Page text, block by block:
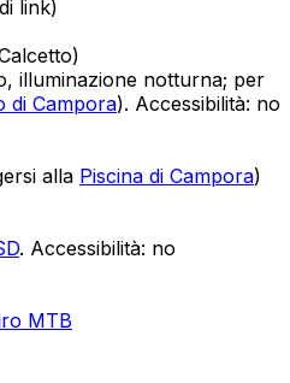
link)
illuminazione notturna; per
di Campora). Accessibilità: no
alla Piscina di Campora)
. Accessibilità: no
MTB